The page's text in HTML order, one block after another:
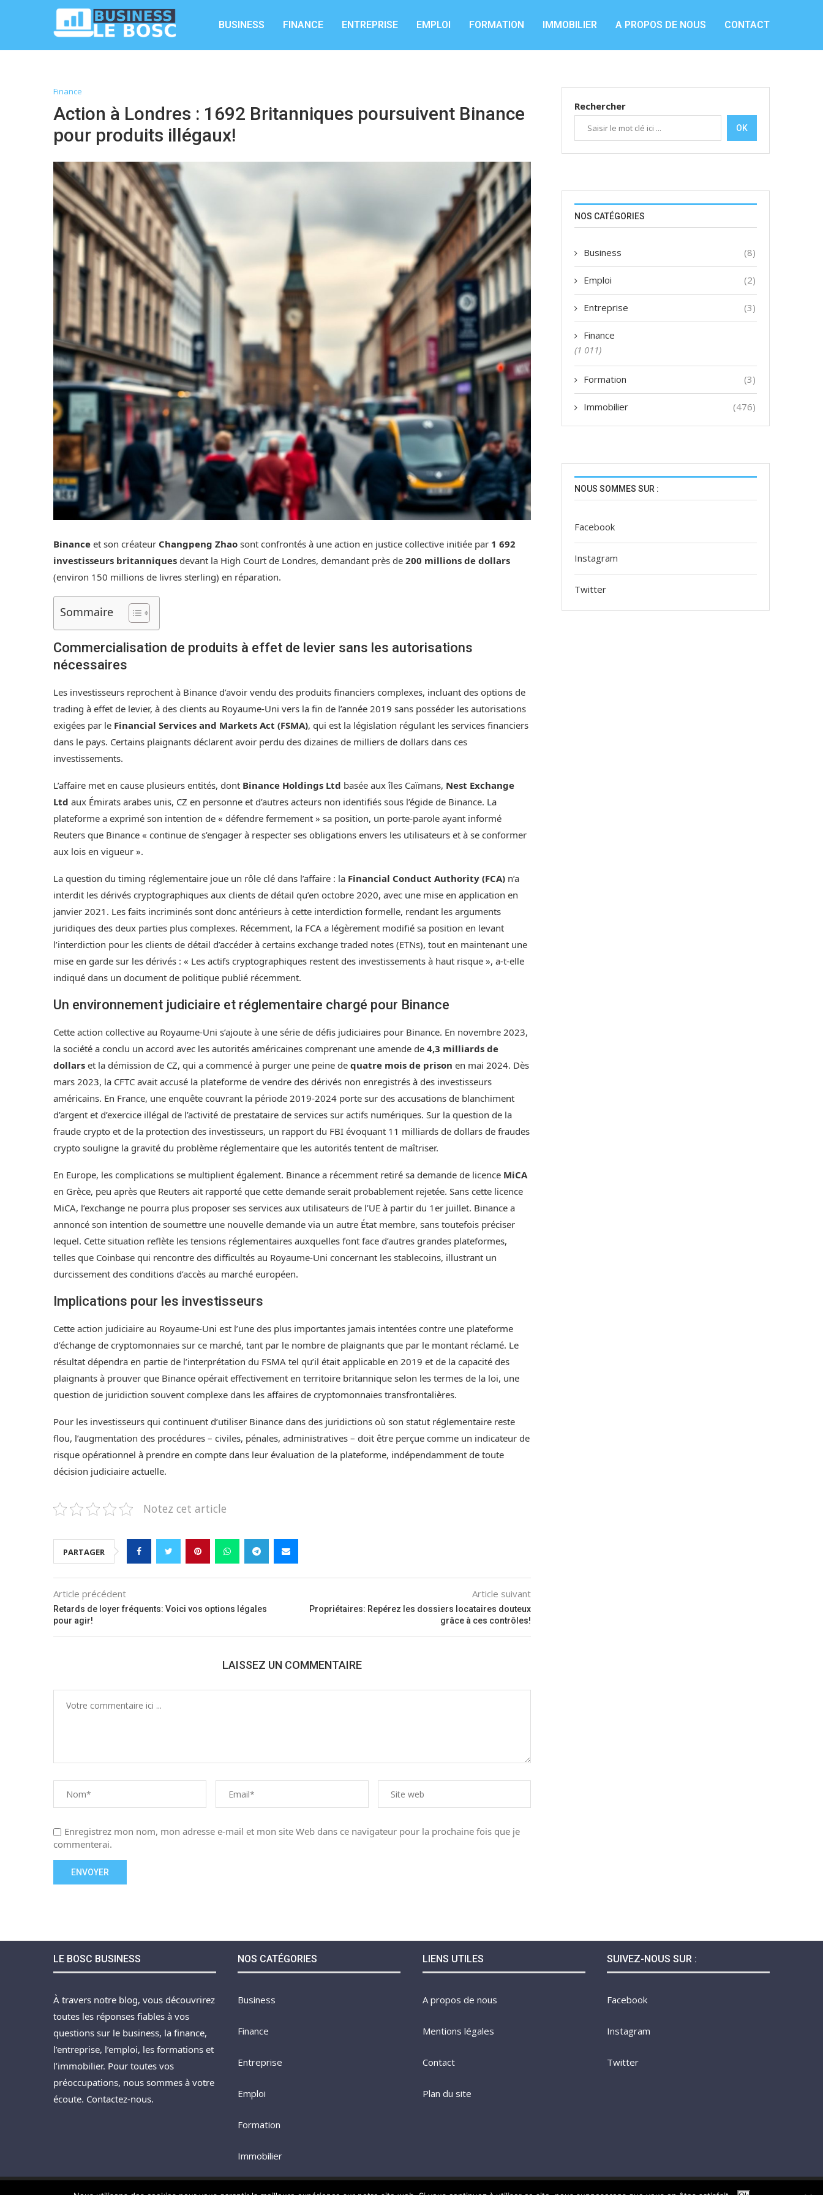
BUSINESS FINANCE ENTREPRISE EMPLOI FORMATION IMMOBILIER A PROPOS DE NOUS CONTACT
Finance
Action à Londres : 1692 Britanniques poursuivent Binance
pour produits illégaux!
Binance et son créateur Changpeng Zhao sont confrontés à une action en justice collective initiée par 1 692
investisseurs britanniques devant la High Court de Londres, demandant près de 200 millions de dollars
(environ 150 millions de livres sterling) en réparation.
Sommaire
Commercialisation de produits à effet de levier sans les autorisations
nécessaires
Les investisseurs reprochent à Binance d’avoir vendu des produits financiers complexes, incluant des options de
trading à effet de levier, à des clients au Royaume-Uni vers la fin de l’année 2019 sans posséder les autorisations
exigées par le Financial Services and Markets Act (FSMA), qui est la législation régulant les services financiers
dans le pays. Certains plaignants déclarent avoir perdu des dizaines de milliers de dollars dans ces
investissements.
L’affaire met en cause plusieurs entités, dont Binance Holdings Ltd basée aux îles Caïmans, Nest Exchange
Ltd aux Émirats arabes unis, CZ en personne et d’autres acteurs non identifiés sous l’égide de Binance. La
plateforme a exprimé son intention de « défendre fermement » sa position, un porte-parole ayant informé
Reuters que Binance « continue de s’engager à respecter ses obligations envers les utilisateurs et à se conformer
aux lois en vigueur ».
La question du timing réglementaire joue un rôle clé dans l’affaire : la Financial Conduct Authority (FCA) n’a
interdit les dérivés cryptographiques aux clients de détail qu’en octobre 2020, avec une mise en application en
janvier 2021. Les faits incriminés sont donc antérieurs à cette interdiction formelle, rendant les arguments
juridiques des deux parties plus complexes. Récemment, la FCA a légèrement modifié sa position en levant
l’interdiction pour les clients de détail d’accéder à certains exchange traded notes (ETNs), tout en maintenant une
mise en garde sur les dérivés : « Les actifs cryptographiques restent des investissements à haut risque », a-t-elle
indiqué dans un document de politique publié récemment.
Un environnement judiciaire et réglementaire chargé pour Binance
Cette action collective au Royaume-Uni s’ajoute à une série de défis judiciaires pour Binance. En novembre 2023,
la société a conclu un accord avec les autorités américaines comprenant une amende de 4,3 milliards de
dollars et la démission de CZ, qui a commencé à purger une peine de quatre mois de prison en mai 2024. Dès
mars 2023, la CFTC avait accusé la plateforme de vendre des dérivés non enregistrés à des investisseurs
américains. En France, une enquête couvrant la période 2019-2024 porte sur des accusations de blanchiment
d’argent et d’exercice illégal de l’activité de prestataire de services sur actifs numériques. Sur la question de la
fraude crypto et de la protection des investisseurs, un rapport du FBI évoquant 11 milliards de dollars de fraudes
crypto souligne la gravité du problème réglementaire que les autorités tentent de maîtriser.
En Europe, les complications se multiplient également. Binance a récemment retiré sa demande de licence MiCA
en Grèce, peu après que Reuters ait rapporté que cette demande serait probablement rejetée. Sans cette licence
MiCA, l’exchange ne pourra plus proposer ses services aux utilisateurs de l’UE à partir du 1er juillet. Binance a
annoncé son intention de soumettre une nouvelle demande via un autre État membre, sans toutefois préciser
lequel. Cette situation reflète les tensions réglementaires auxquelles font face d’autres grandes plateformes,
telles que Coinbase qui rencontre des difficultés au Royaume-Uni concernant les stablecoins, illustrant un
durcissement des conditions d’accès au marché européen.
Implications pour les investisseurs
Cette action judiciaire au Royaume-Uni est l’une des plus importantes jamais intentées contre une plateforme
d’échange de cryptomonnaies sur ce marché, tant par le nombre de plaignants que par le montant réclamé. Le
résultat dépendra en partie de l’interprétation du FSMA tel qu’il était applicable en 2019 et de la capacité des
plaignants à prouver que Binance opérait effectivement en territoire britannique selon les termes de la loi, une
question de juridiction souvent complexe dans les affaires de cryptomonnaies transfrontalières.
Pour les investisseurs qui continuent d’utiliser Binance dans des juridictions où son statut réglementaire reste
flou, l’augmentation des procédures – civiles, pénales, administratives – doit être perçue comme un indicateur de
risque opérationnel à prendre en compte dans leur évaluation de la plateforme, indépendamment de toute
décision judiciaire actuelle.
Notez cet article
PARTAGER
Article précédent
Retards de loyer fréquents: Voici vos options légales
pour agir!
Article suivant
Propriétaires: Repérez les dossiers locataires douteux
grâce à ces contrôles!
LAISSEZ UN COMMENTAIRE
Enregistrez mon nom, mon adresse e-mail et mon site Web dans ce navigateur pour la prochaine fois que je
commenterai.
Rechercher
OK
NOS CATÉGORIES
Business (8)
Emploi (2)
Entreprise (3)
Finance
(1 011)
Formation (3)
Immobilier (476)
NOUS SOMMES SUR :
Facebook
Instagram
Twitter
LE BOSC BUSINESS
À travers notre blog, vous découvrirez
toutes les réponses fiables à vos
questions sur le business, la finance,
l’entreprise, l’emploi, les formations et
l’immobilier. Pour toutes vos
préoccupations, nous sommes à votre
écoute. Contactez-nous.
NOS CATÉGORIES
Business
Finance
Entreprise
Emploi
Formation
Immobilier
LIENS UTILES
A propos de nous
Mentions légales
Contact
Plan du site
SUIVEZ-NOUS SUR :
Facebook
Instagram
Twitter